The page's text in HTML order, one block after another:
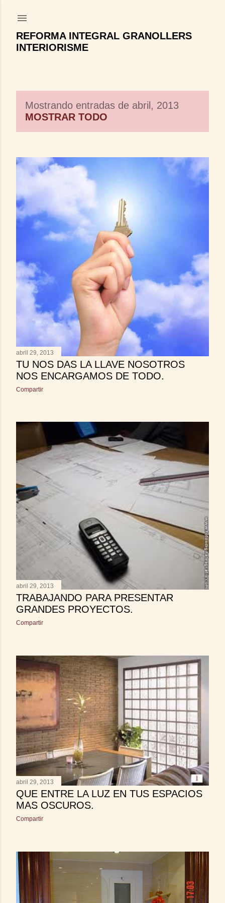
REFORMA INTEGRAL GRANOLLERS
INTERIORISME
E
n
r
d
a
Mostrando entradas de abril, 2013
MOSTRAR TODO
abril 29, 2013
TU NOS DAS LA LLAVE NOSOTROS
NOS ENCARGAMOS DE TODO.
Compartir
abril 29, 2013
TRABAJANDO PARA PRESENTAR
GRANDES PROYECTOS.
Compartir
abril 29, 2013
QUE ENTRE LA LUZ EN TUS ESPACIOS
MAS OSCUROS.
Compartir